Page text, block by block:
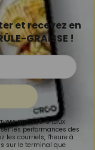
et recevez en
GRAISSE !
analyse le taux
les performances des
les courriels, l'heure à
sur le terminal que